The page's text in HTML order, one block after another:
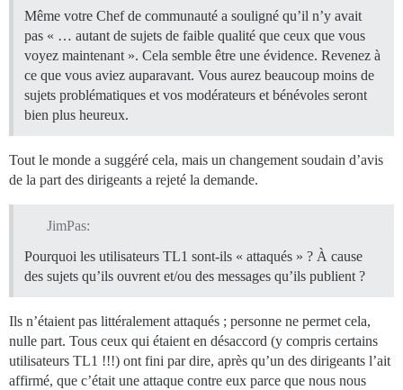
Même votre Chef de communauté a souligné qu’il n’y avait
pas « … autant de sujets de faible qualité que ceux que vous
voyez maintenant ». Cela semble être une évidence. Revenez à
ce que vous aviez auparavant. Vous aurez beaucoup moins de
sujets problématiques et vos modérateurs et bénévoles seront
bien plus heureux.
Tout le monde a suggéré cela, mais un changement soudain d’avis
de la part des dirigeants a rejeté la demande.
JimPas:
Pourquoi les utilisateurs TL1 sont-ils « attaqués » ? À cause
des sujets qu’ils ouvrent et/ou des messages qu’ils publient ?
Ils n’étaient pas littéralement attaqués ; personne ne permet cela,
nulle part. Tous ceux qui étaient en désaccord (y compris certains
utilisateurs TL1 !!!) ont fini par dire, après qu’un des dirigeants l’ait
affirmé, que c’était une attaque contre eux parce que nous nous